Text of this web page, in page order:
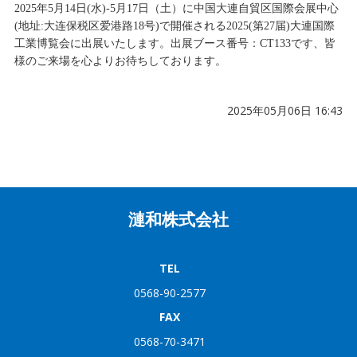
2025年5月14日(水)-5月17日（土）に中国大連自貿区国際会展中心
(地址:大连保税区爱港路18号)で開催される2025(第27届)大連国際
工業博覧会に出展いたします。出展ブース番号：CT133です、皆
様のご来場を心よりお待ちしております。
2025年05月06日 16:43
漣和株式会社
TEL
0568-90-2577
FAX
0568-70-3471